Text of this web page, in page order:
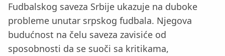
Fudbalskog saveza Srbije ukazuje na duboke
probleme unutar srpskog fudbala. Njegova
budućnost na čelu saveza zavisiće od
sposobnosti da se suoči sa kritikama,